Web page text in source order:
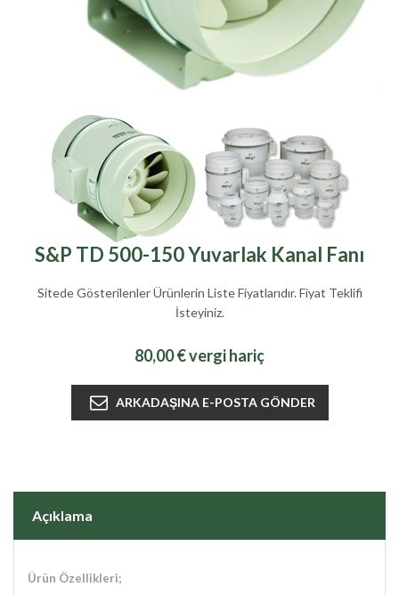
S&P TD 500-150 Yuvarlak Kanal Fanı
Sitede Gösterilenler Ürünlerin Liste Fiyatlarıdır. Fiyat Teklifi
İsteyiniz.
80,00 € vergi hariç
Açıklama
Ürün Özellikleri;